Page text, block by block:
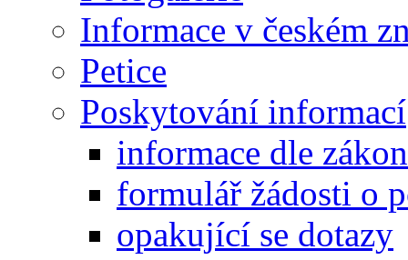
Informace v českém
Petice
Poskytování informací
informace dle
formulář žádosti o
opakující se dotazy